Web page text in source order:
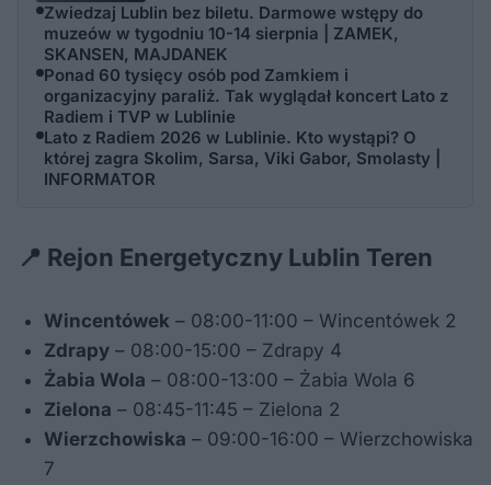
Zwiedzaj Lublin bez biletu. Darmowe wstępy do
muzeów w tygodniu 10-14 sierpnia | ZAMEK,
SKANSEN, MAJDANEK
Ponad 60 tysięcy osób pod Zamkiem i
organizacyjny paraliż. Tak wyglądał koncert Lato z
Radiem i TVP w Lublinie
Lato z Radiem 2026 w Lublinie. Kto wystąpi? O
której zagra Skolim, Sarsa, Viki Gabor, Smolasty |
INFORMATOR
📍 Rejon Energetyczny Lublin Teren
Wincentówek – 08:00-11:00 – Wincentówek 2
Zdrapy – 08:00-15:00 – Zdrapy 4
Żabia Wola – 08:00-13:00 – Żabia Wola 6
Zielona – 08:45-11:45 – Zielona 2
Wierzchowiska – 09:00-16:00 – Wierzchowiska
7